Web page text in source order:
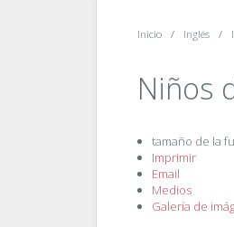
Inicio Inglés
Niños
tamaño de la
Imprimir
Email
Medios
Galería de